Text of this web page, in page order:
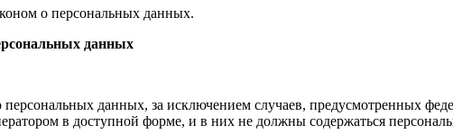
о персональных данных.
данных
данных, за исключением случаев, предусмотренных
в доступной форме, и в них не должны содержаться